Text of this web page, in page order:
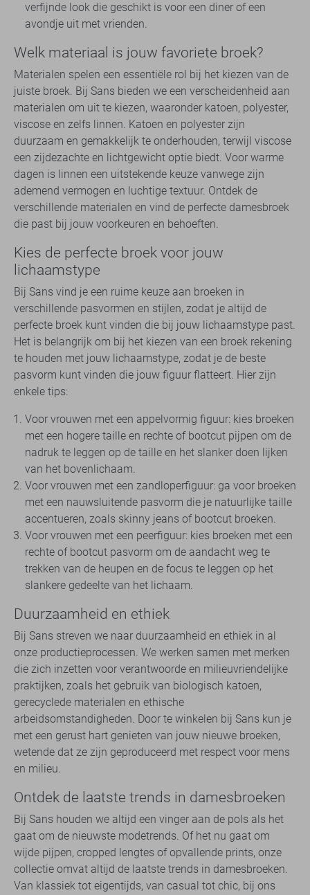
verfijnde look die geschikt is voor een diner of een
avondje uit met vrienden.
Welk materiaal is jouw favoriete broek?
Materialen spelen een essentiële rol bij het kiezen van de
juiste broek. Bij Sans bieden we een verscheidenheid aan
materialen om uit te kiezen, waaronder katoen, polyester,
viscose en zelfs linnen. Katoen en polyester zijn
duurzaam en gemakkelijk te onderhouden, terwijl viscose
een zijdezachte en lichtgewicht optie biedt. Voor warme
dagen is linnen een uitstekende keuze vanwege zijn
ademend vermogen en luchtige textuur. Ontdek de
verschillende materialen en vind de perfecte damesbroek
die past bij jouw voorkeuren en behoeften.
Kies de perfecte broek voor jouw
lichaamstype
Bij Sans vind je een ruime keuze aan broeken in
verschillende pasvormen en stijlen, zodat je altijd de
perfecte broek kunt vinden die bij jouw lichaamstype past.
Het is belangrijk om bij het kiezen van een broek rekening
te houden met jouw lichaamstype, zodat je de beste
pasvorm kunt vinden die jouw figuur flatteert. Hier zijn
enkele tips:
Voor vrouwen met een appelvormig figuur: kies broeken
met een hogere taille en rechte of bootcut pijpen om de
nadruk te leggen op de taille en het slanker doen lijken
van het bovenlichaam.
Voor vrouwen met een zandloperfiguur: ga voor broeken
met een nauwsluitende pasvorm die je natuurlijke taille
accentueren, zoals skinny jeans of bootcut broeken.
Voor vrouwen met een peerfiguur: kies broeken met een
rechte of bootcut pasvorm om de aandacht weg te
trekken van de heupen en de focus te leggen op het
slankere gedeelte van het lichaam.
Duurzaamheid en ethiek
Bij Sans streven we naar duurzaamheid en ethiek in al
onze productieprocessen. We werken samen met merken
die zich inzetten voor verantwoorde en milieuvriendelijke
praktijken, zoals het gebruik van biologisch katoen,
gerecyclede materialen en ethische
arbeidsomstandigheden. Door te winkelen bij Sans kun je
met een gerust hart genieten van jouw nieuwe broeken,
wetende dat ze zijn geproduceerd met respect voor mens
en milieu.
Ontdek de laatste trends in damesbroeken
Bij Sans houden we altijd een vinger aan de pols als het
gaat om de nieuwste modetrends. Of het nu gaat om
wijde pijpen, cropped lengtes of opvallende prints, onze
collectie omvat altijd de laatste trends in damesbroeken.
Van klassiek tot eigentijds, van casual tot chic, bij ons